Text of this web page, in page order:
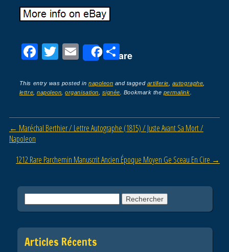
F
c
e
b
o
k
T
tt
er
E
ail
Share
P
ta
g
er
This entry was posted innapoleon and tagged artillerie autographe
lettre ,napoleon ,organisation signée . Bookmark the permalink
Post navigation
← Maréchal Berthier / Lettre Autographe (1815) / Juste Avant Sa Mort /
Napoleon
1212 Rare Parchemin Manuscrit Ancien Époque Moyen Ge Sceau En Cire →
Articles Récents